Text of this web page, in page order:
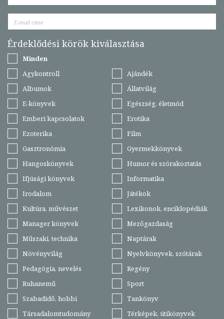
Érdeklődési körök kiválasztása
Minden
Agykontroll
Ajándék
Albumok
Állatvilág
E-könyvek
Egészség, életmód
Emberi kapcsolatok
Erotika
Ezoterika
Film
Gasztronómia
Gyermekkönyvek
Hangoskönyvek
Humor és szórakoztatás
Ifjúsági könyvek
Informatika
Irodalom
Játékok
Kultúra, művészet
Lexikonok, enciklopédiák
Manager könyvek
Mezőgazdaság
Műszaki, technika
Naptárak
Növényvilág
Nyelvkönyvek, szótárak
Pedagógia, nevelés
Regény
Ruhanemű
Sport
Szabadidő, hobbi
Tankönyv
Társadalomtudomány
Térképek, útikönyvek